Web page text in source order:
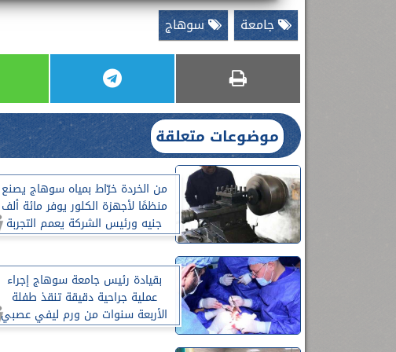
جامعة سوهاج
موضوعات متعلقة
من الخردة خرّاط بمياه سوهاج يصنع
منظمًا لأجهزة الكلور يوفر مائة ألف
جنيه ورئيس الشركة يعمم التجربة
على جميع المحطات
بقيادة رئيس جامعة سوهاج إجراء
عملية جراحية دقيقة تنقذ طفلة
الأربعة سنوات من ورم ليفي عصبي